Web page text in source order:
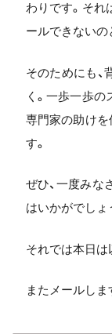
わりです。それ
ールできないの
そのためにも、
く。一歩一歩
専門家の助けを
す。
ぜひ、一度みな
はいかがでしょ
それでは本日は
またメールしま